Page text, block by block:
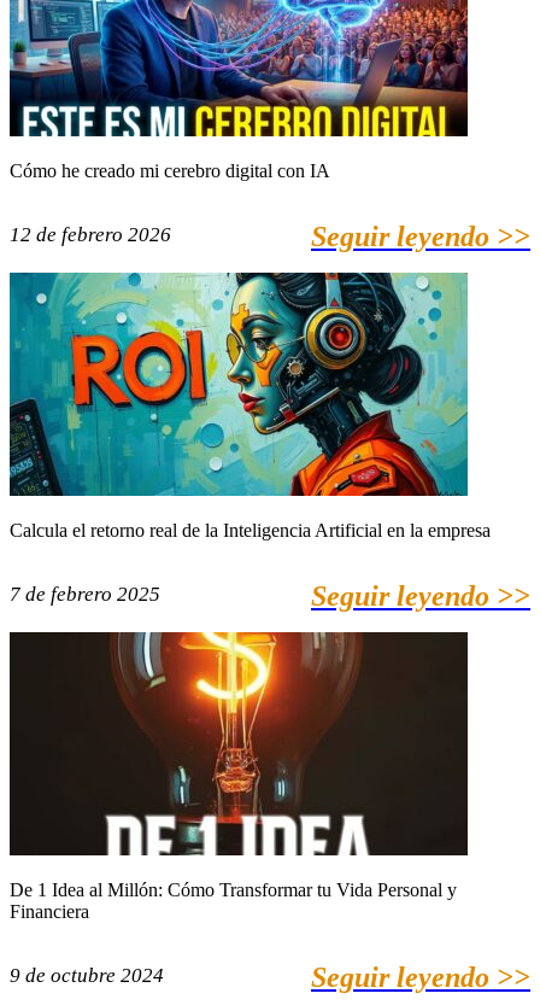
Cómo he creado mi cerebro digital con IA
12 de febrero 2026 Seguir leyendo >>
Calcula el retorno real de la Inteligencia Artificial en la empresa
7 de febrero 2025 Seguir leyendo >>
De 1 Idea al Millón: Cómo Transformar tu Vida Personal y
Financiera
9 de octubre 2024 Seguir leyendo >>